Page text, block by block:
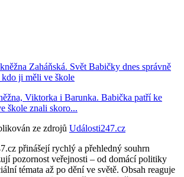
Zaháňská. Svět Babičky dnes správně
ji měli ve škole
Viktorka i Barunka. Babička patří ke
škole znali skoro...
ze zdrojů Události247.cz
přinášejí rychlý a přehledný souhrn
pozornost veřejnosti – od domácí politiky
témata až po dění ve světě. Obsah reaguje